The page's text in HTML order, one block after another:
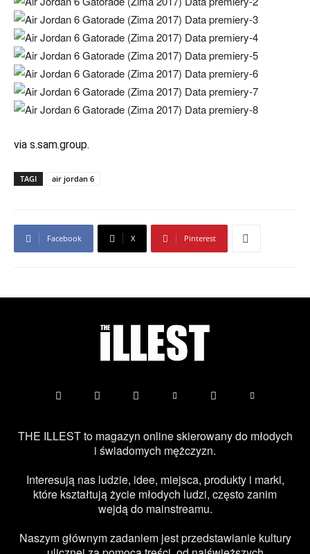
via s.sam.group.
TAGI air jordan 6
Facebook X Pinterest
THE ILLEST to magazyn online skierowany do młodych
i świadomych mężczyzn.
Interesują nas ludzie, idee, miejsca, produkty i marki,
które kształtują życie młodych ludzi, często zanim
wejdą do mainstreamu.
Naszym głównym zadaniem jest przedstawianie kultury